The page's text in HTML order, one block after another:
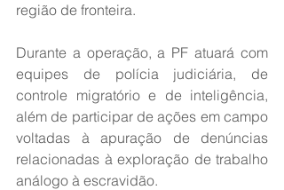
região de fronteira.
Durante a operação, a PF atuará com
equipes de polícia judiciária, de
controle migratório e de inteligência,
além de participar de ações em campo
voltadas à apuração de denúncias
relacionadas à exploração de trabalho
análogo à escravidão.